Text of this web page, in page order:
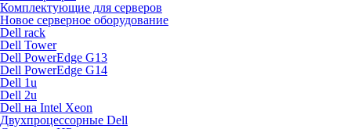
Комплектующие для серверов
Новое серверное оборудование
Dell rack
Dell Tower
Dell PowerEdge G13
Dell PowerEdge G14
Dell 1u
Dell 2u
Dell на Intel Xeon
Двухпроцессорные Dell